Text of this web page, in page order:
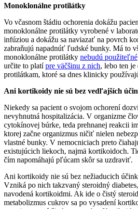
Monoklonálne protilátky
Vo včasnom štádiu ochorenia dokážu
monoklonálne protilátky vyrobené v
infúziou a dokážu sa naviazať na povrch
zabraňujú napadnúť ľudské bunky. Má to
monoklonálne protilátky nebudú použiteľné
určite to platípre väčšinu z nich, lebo ten
protilátkam, ktoré sa dnes klinicky
Ani kortikoidy nie sú bez vedľajších
Niekedy sa pacient o svojom ochorení
nevyhnutná hospitalizácia. V organizme
cytokínovej búrke, teda prehnanej reakcii
ktorej začne organizmus ničiť nielen
vlastné bunky. V nemocniciach preto
existujúcich liekoch, najmä kortikoidoch.
čím napomáhajú pľúcam skôr sa uzdraviť.
Ani kortikoidy nie sú bez nežiaducich
Vzniká po nich takzvaný steroidný
navodená kortikoidmi. Ak ide o čistý
metabolizmus cukrov sa po vysadení